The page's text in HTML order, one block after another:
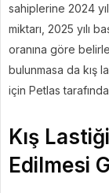
sahiplerine 2024
miktarı, 2025 yılı
oranına göre
bulunmasa da kış
için Petlas
Kış
Edilmesi